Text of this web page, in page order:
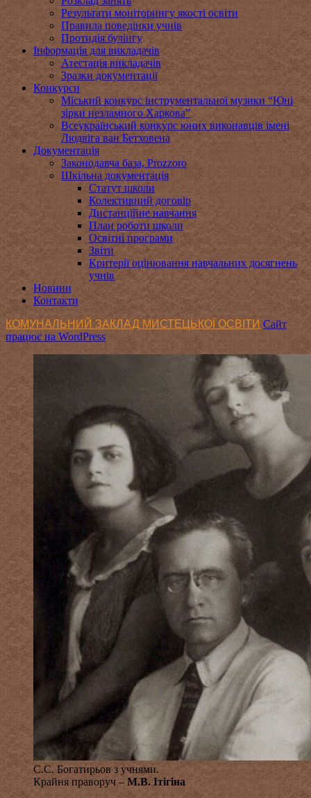
Результати моніторингу якості освіти
Правила поведінки учнів
Протидія булінгу
Інформація для викладачів
Атестація викладачів
Зразки документації
Конкурси
Міський конкурс інструментальної музики “Юні
зірки незламного Харкова”
Всеукраїнський конкурс юних виконавців імені
Людвіга ван Бетховена
Документація
Законодавча база, Prozzoro
Шкільна документація
Статут школи
Колективний договір
Дистанційне навчання
План роботи школи
Освітні програми
Звіти
Критерії оцінювання навчальних досягнень
учнів
Новини
Контакти
КОМУНАЛЬНИЙ ЗАКЛАД МИСТЕЦЬКОЇ ОСВІТИ Сайт
працює на WordPress
С.С. Богатирьов з учнями.
Крайня праворуч – М.В. Ітігіна